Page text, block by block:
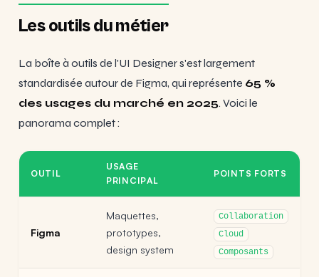
Les outils du métier
La boîte à outils de l'UI Designer s'est largement
standardisée autour de Figma, qui représente 65 %
des usages du marché en 2025. Voici le
panorama complet :
OUTIL
USAGE
PRINCIPAL
POINTS FORTS
Figma
Maquettes,
prototypes,
design system
Collaboration
Cloud
Composants